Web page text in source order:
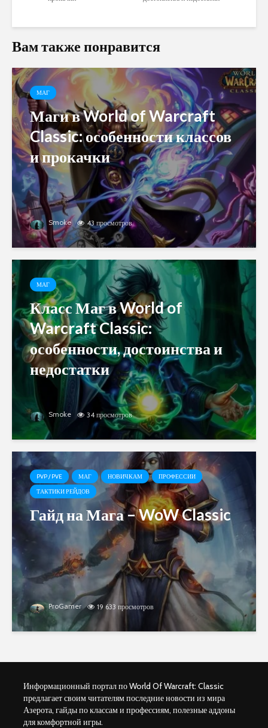
Вам также понравится
МАГ
Маги в World of Warcraft
Classic: особенности классов
и прокачки
Smoke 43 просмотров
МАГ
Класс Маг в World of
Warcraft Classic:
особенности, достоинства и
недостатки
Smoke 34 просмотров
PVP / PVE МАГ НОВИЧКАМ
ПРОФЕССИИ
ТАКТИКИ РЕЙДОВ
Гайд на Мага – WoW Classic
ProGamer 19 633 просмотров
Информационный портал по World Of Warcraft: Classic
предлагает своим читателям последние новости из мира
Азерота, гайды по классам и профессиям, полезные аддоны
для комфортной игры.